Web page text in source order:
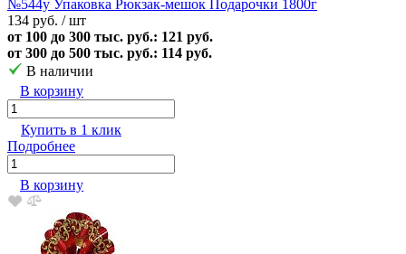
№544у Упаковка Рюкзак-мешок Подарочки 1800г
134 руб. / шт
от 100 до 300 тыс. руб.: 121 руб.
от 300 до 500 тыс. руб.: 114 руб.
В наличии
В корзину
Купить в 1 клик
Подробнее
В корзину